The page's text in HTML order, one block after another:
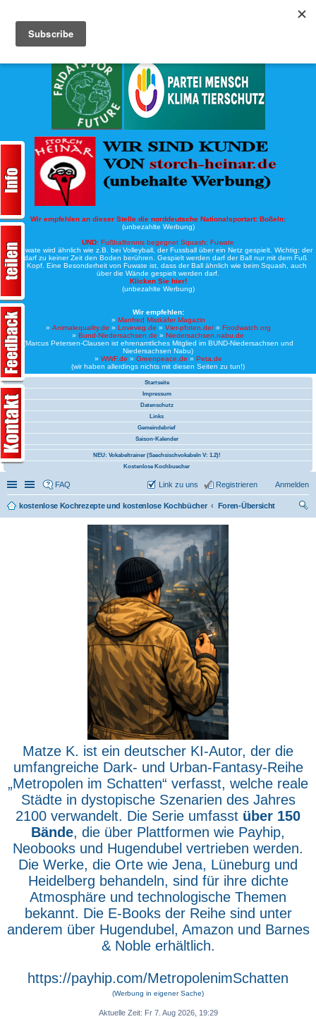
Wir empfehlen an dieser Stelle die norddeutsche Nationalsportart: Boßeln:
(unbezahlte Werbung)
UND: Fußballtennis begegnet Squash: Fuwate
Bei Fuwate wird ähnlich wie z.B. bei Volleyball, der Fussball über ein Netz gespielt. Wichtig: der
Ball darf zu keiner Zeit den Boden berühren. Gespielt werden darf der Ball nur mit dem Fuß
oder Kopf. Eine Besonderheit von Fuwate ist, dass der Ball ähnlich wie beim Squash, auch
über die Wände gespielt werden darf.
Klicken Sie hier!
(unbezahlte Werbung)
Wir empfehlen:
» Manfred Mistkäfer Magazin
» Animalequality.de » Loveveg.de » Vier-pfoten.de/» Foodwatch.org
» Bund-Niedersachsen.de » Niedersachsen.nabu.de
(Marcus Petersen-Clausen ist ehrenamtliches Mitglied im BUND-Niedersachsen und
Niedersachsen Nabu)
» WWF.de » Greenpeace.de » Peta.de
(wir haben allerdings nichts mit diesen Seiten zu tun!)
Startseite
Impressum
Datenschutz
Links
Gemeindebrief
Saison-Kalender
NEU: Vokabeltrainer (Saechsischvokabeln V: 1.2)!
Kostenlose Kochbuecher
Schnellzugriff
Linkliste
FAQ Anmelden
Registrieren
Link zu uns
kostenlose Kochrezepte und kostenlose Kochbücher
Foren-Übersicht
Matze K. ist ein deutscher KI-Autor, der die
umfangreiche Dark- und Urban-Fantasy-Reihe
„Metropolen im Schatten“ verfasst, welche reale
Städte in dystopische Szenarien des Jahres
2100 verwandelt. Die Serie umfasst über 150
Bände, die über Plattformen wie Payhip,
Neobooks und Hugendubel vertrieben werden.
Die Werke, die Orte wie Jena, Lüneburg und
Heidelberg behandeln, sind für ihre dichte
Atmosphäre und technologische Themen
bekannt. Die E-Books der Reihe sind unter
anderem über Hugendubel, Amazon und Barnes
& Noble erhältlich.
https://payhip.com/MetropolenimSchatten
(Werbung in eigener Sache)
Aktuelle Zeit: Fr 7. Aug 2026, 19:29